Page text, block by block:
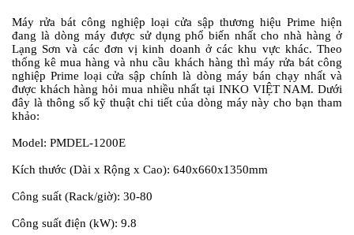
Máy rửa bát công nghiệp loại cửa sập thương hiệu Prime hiện
đang là dòng máy được sử dụng phổ biến nhất cho nhà hàng ở
Lạng Sơn và các đơn vị kinh doanh ở các khu vực khác. Theo
thống kê mua hàng và nhu cầu khách hàng thì máy rửa bát công
nghiệp Prime loại cửa sập chính là dòng máy bán chạy nhất và
được khách hàng hỏi mua nhiều nhất tại INKO VIỆT NAM. Dưới
đây là thông số kỹ thuật chi tiết của dòng máy này cho bạn tham
khảo:
Model: PMDEL-1200E
Kích thước (Dài x Rộng x Cao): 640x660x1350mm
Công suất (Rack/giờ): 30-80
Công suất điện (kW): 9.8